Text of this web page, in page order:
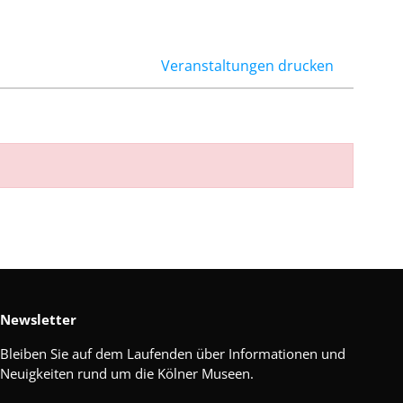
Veranstaltungen drucken
Newsletter
Bleiben Sie auf dem Laufenden über Informationen und
Neuigkeiten rund um die Kölner Museen.